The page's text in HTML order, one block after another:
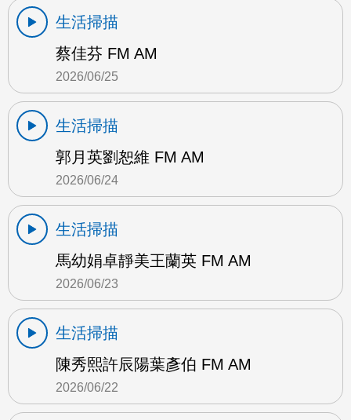
生活掃描
蔡佳芬 FM AM
2026/06/25
生活掃描
郭月英劉恕維 FM AM
2026/06/24
生活掃描
馬幼娟卓靜美王蘭英 FM AM
2026/06/23
生活掃描
陳秀熙許辰陽葉彥伯 FM AM
2026/06/22